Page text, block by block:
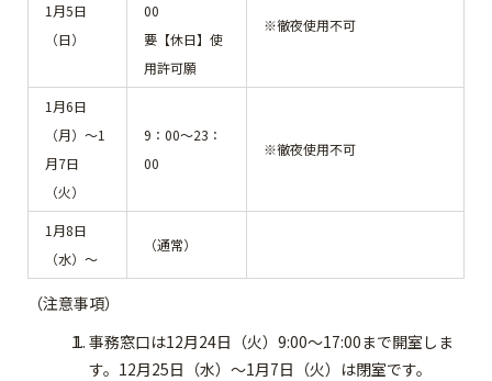
1月5日
（日）
00
要【休日】使
用許可願
※徹夜使用不可
1月6日
（月）～1
月7日
（火）
9：00～23：
00
※徹夜使用不可
1月8日
（水）～
（通常）
（注意事項）
事務窓口は12月24日（火）9:00～17:00まで開室しま
す。12月25日（水）～1月7日（火）は閉室です。